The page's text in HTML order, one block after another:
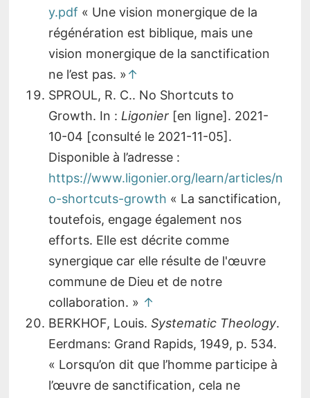
y.pdf « Une vision monergique de la
régénération est biblique, mais une
vision monergique de la sanctification
ne l’est pas. »↑
SPROUL, R. C.. No Shortcuts to
Growth. In : Ligonier[en ligne]. 2021-
10-04 [consulté le 2021-11-05].
Disponible à l’adresse :
https://www.ligonier.org/learn/articles/n
o-shortcuts-growth « La sanctification,
toutefois, engage également nos
efforts. Elle est décrite comme
synergique car elle résulte de l'œuvre
commune de Dieu et de notre
collaboration. » ↑
BERKHOF, Louis. Systematic Theology.
Eerdmans: Grand Rapids, 1949, p. 534.
« Lorsqu’on dit que l’homme participe à
l’œuvre de sanctification, cela ne